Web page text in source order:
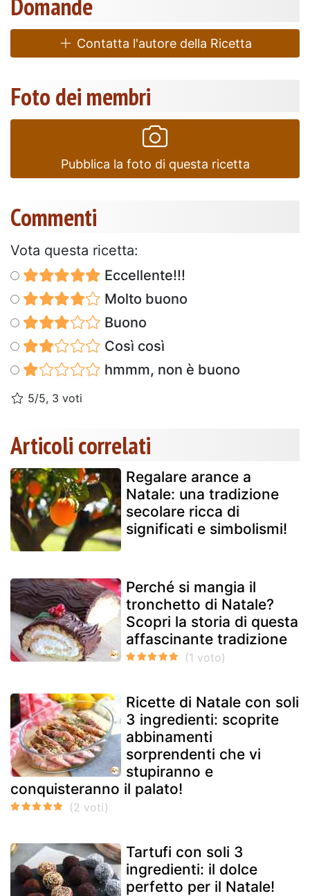
Contatta l'autore della Ricetta
Foto dei membri
Pubblica la foto di questa ricetta
Commenti
Vota questa ricetta:
Eccellente!!!
Molto buono
Buono
Così così
hmmm, non è buono
5/5, 3 voti
Articoli correlati
Regalare arance a
Natale: una tradizione
secolare ricca di
significati e simbolismi!
Perché si mangia il
tronchetto di Natale?
Scopri la storia di questa
affascinante tradizione
Ricette di Natale con soli
3 ingredienti: scoprite
abbinamenti
sorprendenti che vi
stupiranno e
conquisteranno il palato!
Tartufi con soli 3
ingredienti: il dolce
perfetto per il Natale!